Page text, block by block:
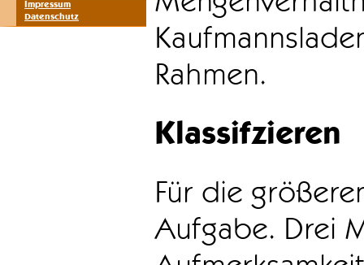
Impressum
Datenschutz
Rahmen.
Klassifzieren
Für die
Aufgabe. Drei